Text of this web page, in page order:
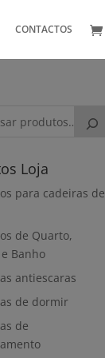
CONTACTOS
Loja
para cadeiras de
de Quarto,
Banho
antiescaras
de dormir
de